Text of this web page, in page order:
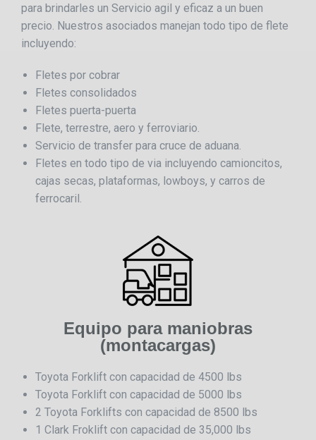
para brindarles un Servicio agil y eficaz a un buen
precio. Nuestros asociados manejan todo tipo de flete
incluyendo:
Fletes por cobrar
Fletes consolidados
Fletes puerta-puerta
Flete, terrestre, aero y ferroviario.
Servicio de transfer para cruce de aduana.
Fletes en todo tipo de via incluyendo camioncitos,
cajas secas, plataformas, lowboys, y carros de
ferrocaril.
Equipo para maniobras
(montacargas)
Toyota Forklift con capacidad de 4500 lbs
Toyota Forklift con capacidad de 5000 lbs
2 Toyota Forklifts con capacidad de 8500 lbs
1 Clark Froklift con capacidad de 35,000 lbs